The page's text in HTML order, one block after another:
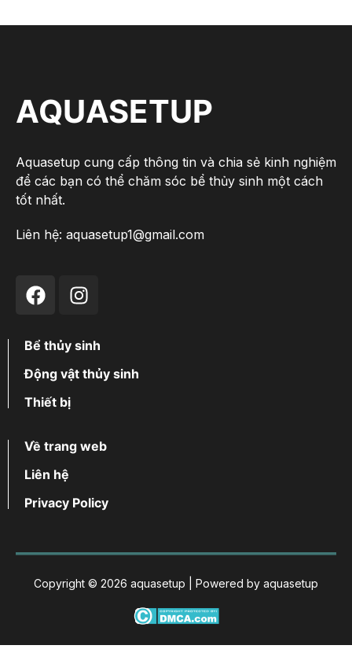
AQUASETUP
Aquasetup cung cấp thông tin và chia sẻ kinh nghiệm
để các bạn có thể chăm sóc bể thủy sinh một cách
tốt nhất.
Liên hệ: aquasetup1@gmail.com
Bể thủy sinh
Động vật thủy sinh
Thiết bị
Về trang web
Liên hệ
Privacy Policy
Copyright © 2026 aquasetup | Powered by aquasetup